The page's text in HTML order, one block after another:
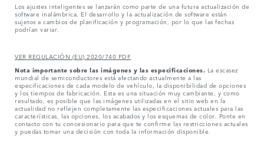
Los ajustes inteligentes se lanzarán como parte de una futura actualización de
software inalámbrica. El desarrollo y la actualización de software están
sujetos a cambios de planificación y programación, por lo que las fechas
podrían variar.
VER REGULACIÓN (EU) 2020/740 PDF
Nota importante sobre las imágenes y las especificaciones. La escasez
mundial de semiconductores está afectando actualmente a las
especificaciones de cada modelo de vehículo, la disponibilidad de opciones
y los tiempos de fabricación. Esta es una situación muy cambiante, y como
resultado, es posible que las imágenes utilizadas en el sitio web en la
actualidad no reflejen completamente las especificaciones actuales para las
características, las opciones, los acabados y los esquemas de color. Ponte en
contacto con tu concesionario para que te confirme las restricciones actuales
y puedas tomar una decisión con toda la información disponible.